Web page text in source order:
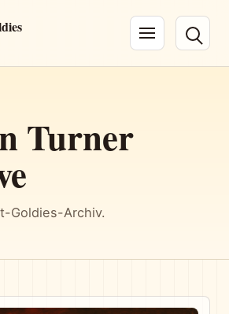
Navigation öffnen
Turner
Goldies-Archiv.